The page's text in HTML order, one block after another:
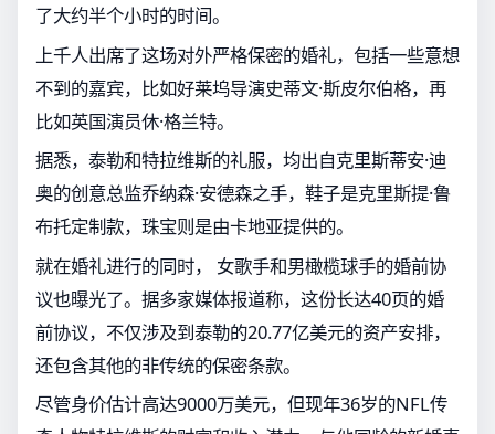
了大约半个小时的时间。
上千人出席了这场对外严格保密的婚礼，包括一些意想
不到的嘉宾，比如好莱坞导演史蒂文·斯皮尔伯格，再
比如英国演员休·格兰特。
据悉，泰勒和特拉维斯的礼服，均出自克里斯蒂安·迪
奥的创意总监乔纳森·安德森之手，鞋子是克里斯提·鲁
布托定制款，珠宝则是由卡地亚提供的。
就在婚礼进行的同时， 女歌手和男橄榄球手的婚前协
议也曝光了。据多家媒体报道称，这份长达40页的婚
前协议，不仅涉及到泰勒的20.77亿美元的资产安排，
还包含其他的非传统的保密条款。
尽管身价估计高达9000万美元，但现年36岁的NFL传